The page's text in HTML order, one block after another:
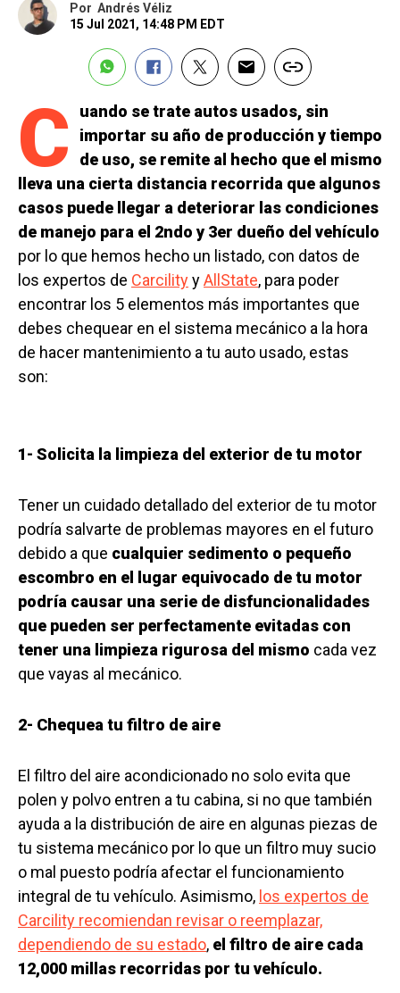
Por Andrés Véliz
15 Jul 2021, 14:48 PM EDT
C
uando se trate autos usados, sin
importar su año de producción y tiempo
de uso, se remite al hecho que el mismo
lleva una cierta distancia recorrida que algunos
casos puede llegar a deteriorar las condiciones
de manejo para el 2ndo y 3er dueño del vehículo
por lo que hemos hecho un listado, con datos de
los expertos de CarcilityyAllState, para poder
encontrar los 5 elementos más importantes que
debes chequear en el sistema mecánico a la hora
de hacer mantenimiento a tu auto usado, estas
son:
1- Solicita la limpieza del exterior de tu motor
Tener un cuidado detallado del exterior de tu motor
podría salvarte de problemas mayores en el futuro
debido a que cualquier sedimento o pequeño
escombro en el lugar equivocado de tu motor
podría causar una serie de disfuncionalidades
que pueden ser perfectamente evitadas con
tener una limpieza rigurosa del mismo cada vez
que vayas al mecánico.
2- Chequea tu filtro de aire
El filtro del aire acondicionado no solo evita que
polen y polvo entren a tu cabina, si no que también
ayuda a la distribución de aire en algunas piezas de
tu sistema mecánico por lo que un filtro muy sucio
o mal puesto podría afectar el funcionamiento
integral de tu vehículo. Asimismo, los expertos de
Carcility recomiendan revisar o reemplazar,
dependiendo de su estado, el filtro de aire cada
12,000 millas recorridas por tu vehículo.